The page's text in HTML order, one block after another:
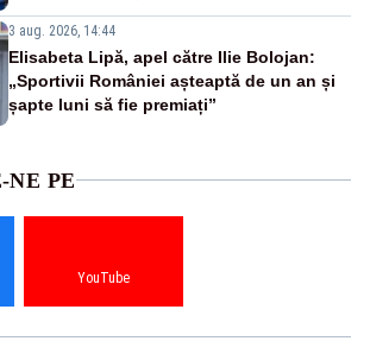
3 aug. 2026, 14:44
Elisabeta Lipă, apel către Ilie Bolojan:
„Sportivii României așteaptă de un an și
șapte luni să fie premiați”
NE PE
YouTube